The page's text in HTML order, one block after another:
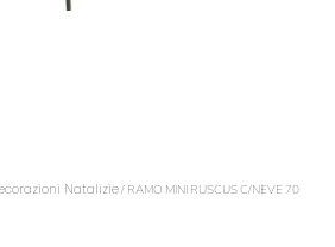
Natalizie/ RAMO MINI RUSCUS C/NEVE 70